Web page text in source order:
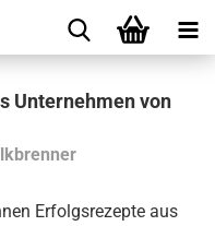
Unternehmen von
Erfolgsrezepte aus